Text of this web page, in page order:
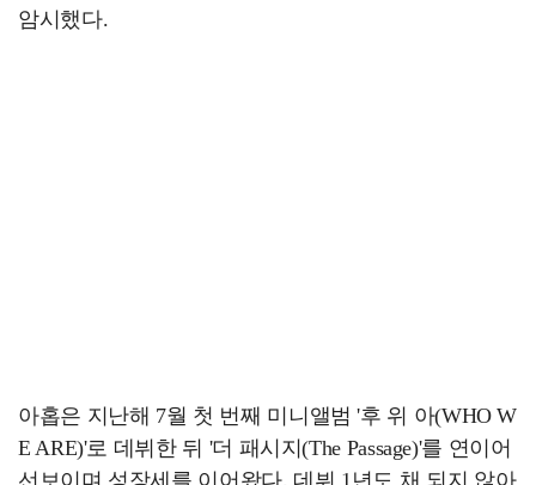
암시했다.
아홉은 지난해 7월 첫 번째 미니앨범 '후 위 아(WHO W
E ARE)'로 데뷔한 뒤 '더 패시지(The Passage)'를 연이어
선보이며 성장세를 이어왔다. 데뷔 1년도 채 되지 않아